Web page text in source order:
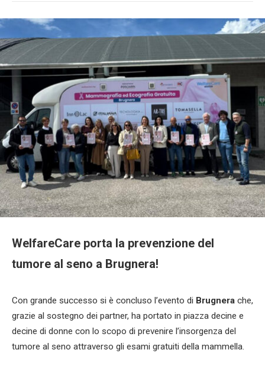
WelfareCare porta la prevenzione del
tumore al seno a Brugnera!
Con grande successo si è concluso l’evento di Brugnera che,
grazie al sostegno dei partner, ha portato in piazza decine e
decine di donne con lo scopo di prevenire l’insorgenza del
tumore al seno attraverso gli esami gratuiti della mammella.